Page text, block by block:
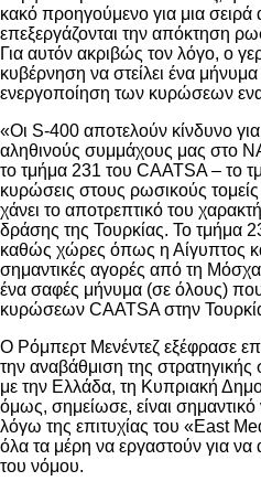
κακό προηγούμενο για μια
επεξεργάζονται την απόκτηση
Για αυτόν ακριβώς τον λόγο, ο
κυβέρνηση να στείλει ένα
ενεργοποίηση των κυρώσεων
«Οι S-400 αποτελούν κίνδυνο
αληθινούς συμμάχους μας στο
το τμήμα 231 του CAATSA – το
κυρώσεις στους ρωσικούς
χάνει το αποτρεπτικό του
δράσης της Τουρκίας. Το τμήμα
καθώς χώρες όπως η Αίγυπτος
σημαντικές αγορές από τη
ένα σαφές μήνυμα (σε όλους)
κυρώσεων CAATSA στην
Ο Ρόμπερτ Μενέντεζ εξέφρασε
την αναβάθμιση της
με την Ελλάδα, τη Κυπριακή
όμως, σημείωσε, είναι
λόγω της επιτυχίας του «East
όλα τα μέρη να εργαστούν για να
του νόμου.